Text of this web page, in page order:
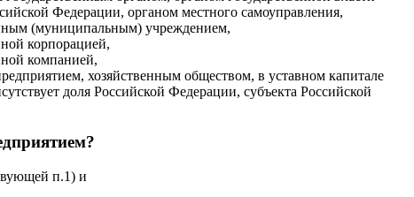
Федерации, органом местного самоуправления,
(муниципальным) учреждением,
корпорацией,
компанией,
хозяйственным обществом, в уставном капитале
доля Российской Федерации, субъекта Российской
п.1) и